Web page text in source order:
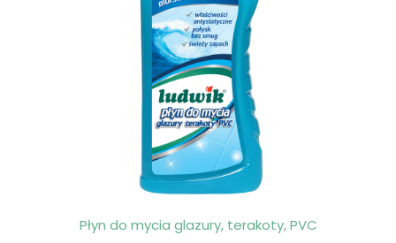
Płyn do mycia glazury, terakoty, PVC